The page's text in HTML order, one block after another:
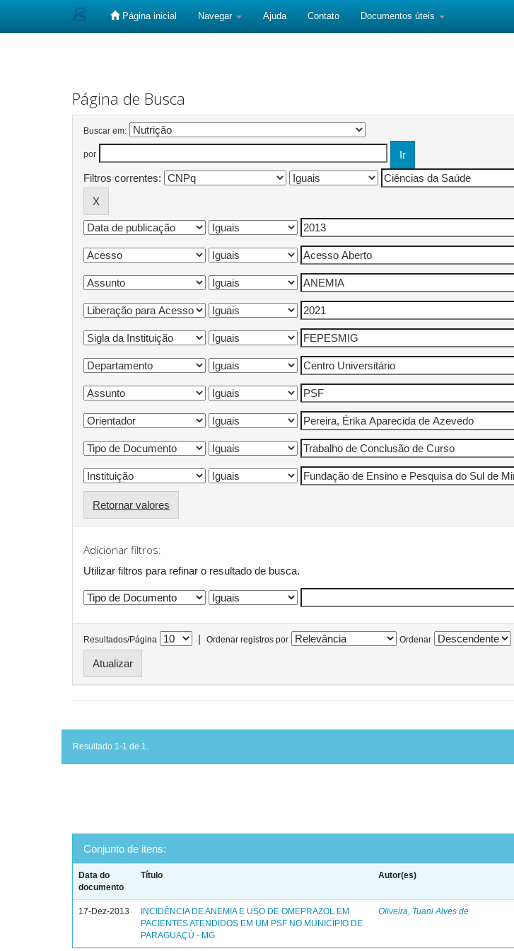
Página inicial Navegar Ajuda Contato Documentos úteis
Página de Busca
Buscar em:
por
Filtros correntes:
Retornar valores
Adicionar filtros:
Utilizar filtros para refinar o resultado de busca.
Resultados/Página | Ordenar registros por Ordenar
Resultado 1-1 de 1.
Conjunto de itens:
Data do
documento
Título Autor(es)
17-Dez-2013
INCIDÊNCIA DE ANEMIA E USO DE OMEPRAZOL EM
PACIENTES ATENDIDOS EM UM PSF NO MUNICÍPIO DE
PARAGUAÇÚ - MG
Oliveira, Tuani Alves de